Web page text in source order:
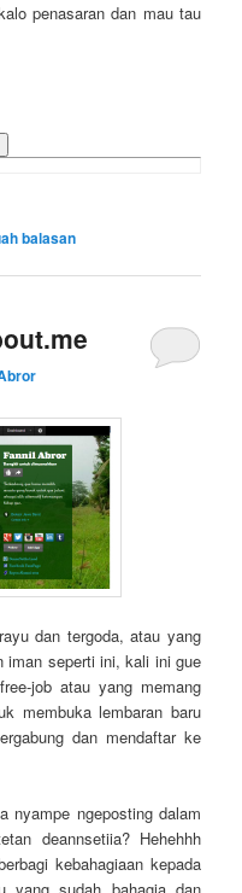
penasaran dan mau tau
balasan
dan tergoda, atau yang
iman seperti ini, kali ini gue
job atau yang memang
membuka lembaran baru
dan mendaftar ke
nyampe ngeposting dalam
deannsetiia? Hehehhh
kebahagiaan kepada